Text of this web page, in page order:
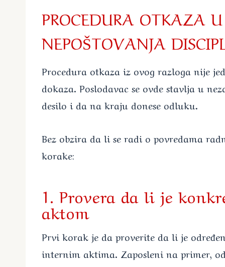
PROCEDURA OTKAZA
NEPOŠTOVANJA
Procedura otkaza iz ovog razloga nije
dokaza. Poslodavac se ovde stavlja u
desilo i da na kraju donese odluku.
Bez obzira da li se radi o povredama
korake:
1. Provera da li je
aktom
Prvi korak je da proverite da li je
internim aktima. Zaposleni na primer,